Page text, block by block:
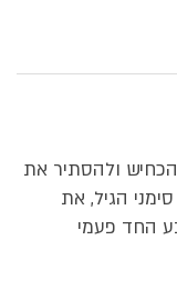
ולהסתיר את
הגיל, את
החד פעמי